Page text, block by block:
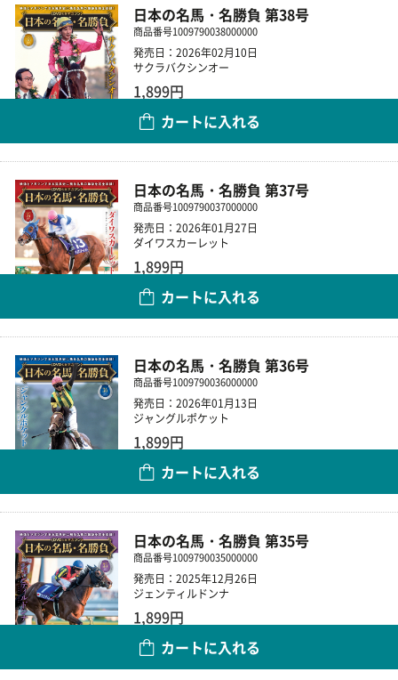
日本の名馬・名勝負 第38号
商品番号1009790038000000
発売日：2026年02月10日
サクラバクシンオー
1,899円
カートに入れる
日本の名馬・名勝負 第37号
商品番号1009790037000000
発売日：2026年01月27日
ダイワスカーレット
1,899円
カートに入れる
日本の名馬・名勝負 第36号
商品番号1009790036000000
発売日：2026年01月13日
ジャングルポケット
1,899円
カートに入れる
日本の名馬・名勝負 第35号
商品番号1009790035000000
発売日：2025年12月26日
ジェンティルドンナ
1,899円
カートに入れる